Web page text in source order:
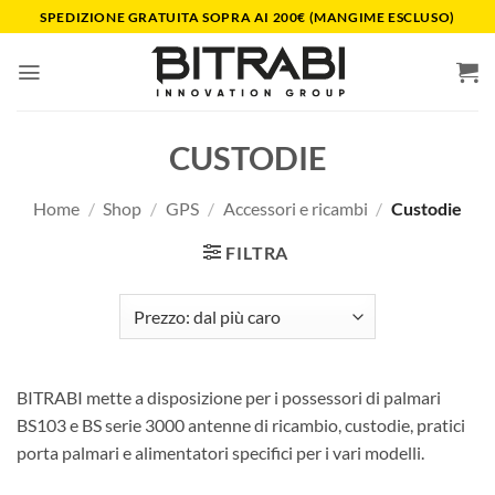
ai
contenuti
SPEDIZIONE GRATUITA SOPRA AI 200€ (MANGIME ESCLUSO)
CUSTODIE
Home / Shop / GPS / Accessori e ricambi / Custodie
FILTRA
BITRABI mette a disposizione per i possessori di palmari
BS103 e BS serie 3000 antenne di ricambio, custodie, pratici
porta palmari e alimentatori specifici per i vari modelli.